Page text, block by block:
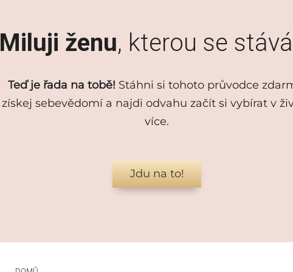
Miluji ženu, kterou se
Teď je řada na tobě! Stáhni si tohoto průvodce
získej sebevědomí a najdi odvahu začít si vybírat v
více.
Jdu na to!